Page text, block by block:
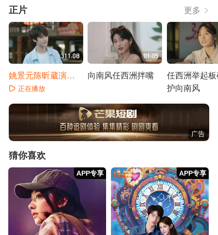
正片 更多
311:08
姚景元陈昕葳演绎
错位初恋
正在播放
01:05
向南风任西洲拌嘴
任西洲举起
护向南风
广告
猜你喜欢
APP专享 APP专享